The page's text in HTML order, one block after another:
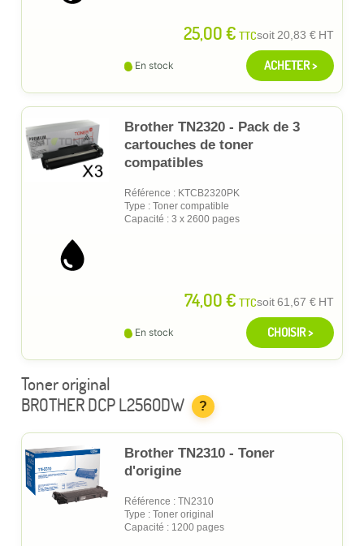
25,00 € TTCsoit20,83 € HT
En stock ACHETER >
Brother TN2320 - Pack de 3
cartouches de toner
compatibles
Référence : KTCB2320PK
Type : Toner compatible
Capacité : 3 x 2600 pages
74,00 € TTCsoit61,67 € HT
En stock CHOISIR >
Toner original
BROTHER DCP L2560DW
?
Brother TN2310 - Toner
d'origine
Référence : TN2310
Type : Toner original
Capacité : 1200 pages